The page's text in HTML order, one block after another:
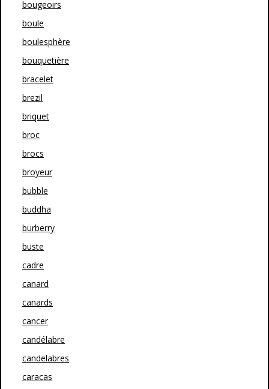
bougeoirs
boule
boulesphère
bouquetière
bracelet
brezil
briquet
broc
brocs
broyeur
bubble
buddha
burberry
buste
cadre
canard
canards
cancer
candélabre
candelabres
caracas